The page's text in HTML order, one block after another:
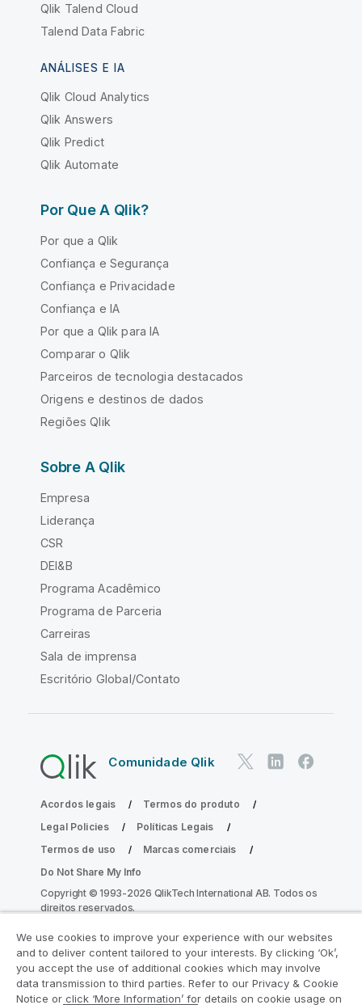
Qlik Talend Cloud
Talend Data Fabric
ANÁLISES E IA
Qlik Cloud Analytics
Qlik Answers
Qlik Predict
Qlik Automate
Por Que A Qlik?
Por que a Qlik
Confiança e Segurança
Confiança e Privacidade
Confiança e IA
Por que a Qlik para IA
Comparar o Qlik
Parceiros de tecnologia destacados
Origens e destinos de dados
Regiões Qlik
Sobre A Qlik
Empresa
Liderança
CSR
DEI&B
Programa Acadêmico
Programa de Parceria
Carreiras
Sala de imprensa
Escritório Global/Contato
Comunidade Qlik
Acordos legais
Termos do produto
Legal Policies
Políticas Legais
Termos de uso
Marcas comerciais
Do Not Share My Info
Copyright © 1993-2026 QlikTech International AB. Todos os
direitos reservados.
Participe do Programa de Modernização
do Analytics
We use cookies to improve your experience with our websites
and to deliver content tailored to your interests. By clicking ‘Ok’,
you accept the use of additional cookies which may involve
data transmission to third parties. Refer to our Privacy & Cookie
Notice or click ‘More Information’ for details on cookie usage on